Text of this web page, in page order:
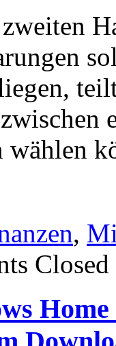
,
Closed